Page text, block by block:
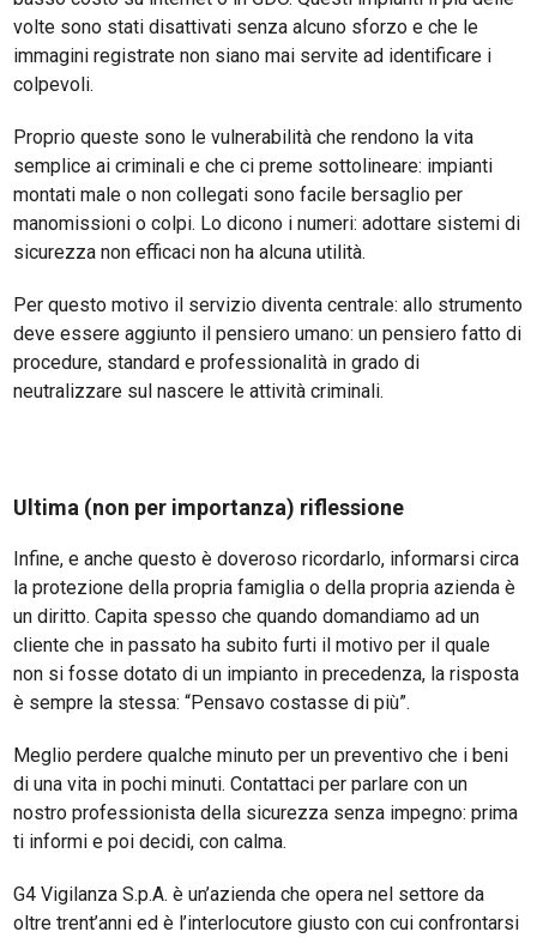
volte sono stati disattivati senza alcuno sforzo e che le
immagini registrate non siano mai servite ad identificare i
colpevoli.
Proprio queste sono le vulnerabilità che rendono la vita
semplice ai criminali e che ci preme sottolineare: impianti
montati male o non collegati sono facile bersaglio per
manomissioni o colpi. Lo dicono i numeri: adottare sistemi di
sicurezza non efficaci non ha alcuna utilità.
Per questo motivo il servizio diventa centrale: allo strumento
deve essere aggiunto il pensiero umano: un pensiero fatto di
procedure, standard e professionalità in grado di
neutralizzare sul nascere le attività criminali.
Ultima (non per importanza) riflessione
Infine, e anche questo è doveroso ricordarlo, informarsi circa
la protezione della propria famiglia o della propria azienda è
un diritto. Capita spesso che quando domandiamo ad un
cliente che in passato ha subito furti il motivo per il quale
non si fosse dotato di un impianto in precedenza, la risposta
è sempre la stessa: “Pensavo costasse di più”.
Meglio perdere qualche minuto per un preventivo che i beni
di una vita in pochi minuti. Contattaci per parlare con un
nostro professionista della sicurezza senza impegno: prima
ti informi e poi decidi, con calma.
G4 Vigilanza S.p.A. è un’azienda che opera nel settore da
oltre trent’anni ed è l’interlocutore giusto con cui confrontarsi